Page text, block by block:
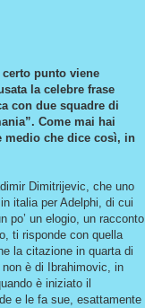
punto viene
la celebre frase
con due squadre di
Come mai hai
medio che dice così, in
Dimitrijevic, che uno
italia per Adelphi, di cui
po’ un elogio, un racconto
ti risponde con quella
la citazione in quarta di
è di Ibrahimovic, in
è iniziato il
e le fa sue, esattamente